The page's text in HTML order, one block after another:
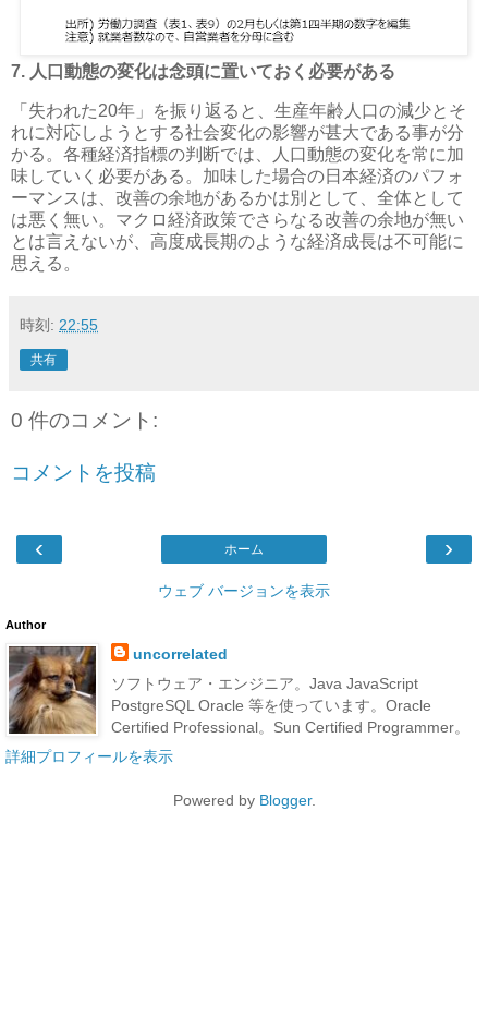
7. 人口動態の変化は念頭に置いておく必要がある
「失われた20年」を振り返ると、生産年齢人口の減少とそ
れに対応しようとする社会変化の影響が甚大である事が分
かる。各種経済指標の判断では、人口動態の変化を常に加
味していく必要がある。加味した場合の日本経済のパフォ
ーマンスは、改善の余地があるかは別として、全体として
は悪く無い。マクロ経済政策でさらなる改善の余地が無い
とは言えないが、高度成長期のような経済成長は不可能に
思える。
時刻: 22:55
共有
0 件のコメント:
コメントを投稿
‹ ›
ホーム
ウェブ バージョンを表示
Author
uncorrelated
ソフトウェア・エンジニア。Java JavaScript
PostgreSQL Oracle 等を使っています。Oracle
Certified Professional。Sun Certified Programmer。
詳細プロフィールを表示
Powered by Blogger.